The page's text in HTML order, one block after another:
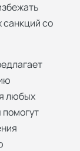
санкций со
любых